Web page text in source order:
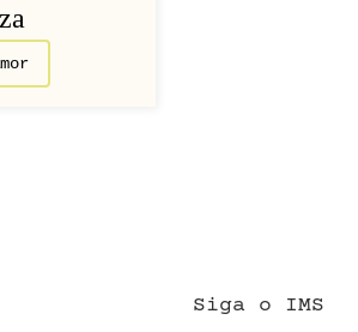
Siga o IMS